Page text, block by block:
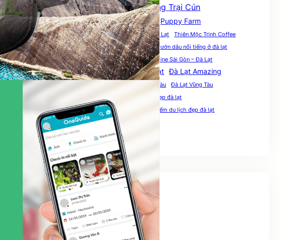
món ngon đà lạt Nông Trại Cún
Nông trại Cún Puppy Farm Puppy Farm
quan nhau da lat gia re Sài gòn Đà Lạt Thiên Mộc Trinh Coffee
Thái Dương Limousine
vườn dâu nổi tiếng ở đà lạt
Xe giường đôi đi Đà Lạt
xe Limousine Sài Gòn – Đà Lạt
Ăn sáng Đà Lạt ăn vặt đà lạt Đà Lạt Amazing
Đà Lạt Nha Trang Đà Lạt từ Vũng Tàu
Đà Lạt Vũng Tàu
Đà Lạt đi vũng tàu
điểm checkin đẹp đà lạt
địa điểm du lịch đà lạt địa điểm du lịch đẹp đà lạt
ẩm thực đà lạt
Social Links
Facebook Twitter LinkedIn